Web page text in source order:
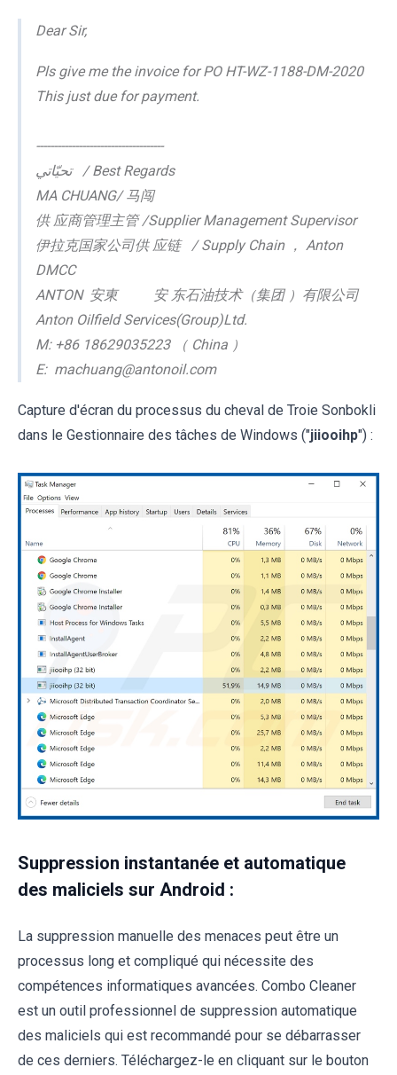
Dear Sir,
Pls give me the invoice for PO HT-WZ-1188-DM-2020
This just due for payment.
------------------------------------
تحيّاتي / Best Regards
MA CHUANG/ 马闯
供 应商管理主管 /Supplier Management Supervisor
伊拉克国家公司供 应链 / Supply Chain ， Anton
DMCC
ANTON 安東 安 东石油技术（集团 ）有限公司
Anton Oilfield Services(Group)Ltd.
M: +86 18629035223
（ China ）
E: machuang@antonoil.com
Capture d'écran du processus du cheval de Troie Sonbokli
dans le Gestionnaire des tâches de Windows ("jiiooihp") :
Suppression instantanée et automatique
des maliciels sur Android :
La suppression manuelle des menaces peut être un
processus long et compliqué qui nécessite des
compétences informatiques avancées. Combo Cleaner
est un outil professionnel de suppression automatique
des maliciels qui est recommandé pour se débarrasser
de ces derniers. Téléchargez-le en cliquant sur le bouton